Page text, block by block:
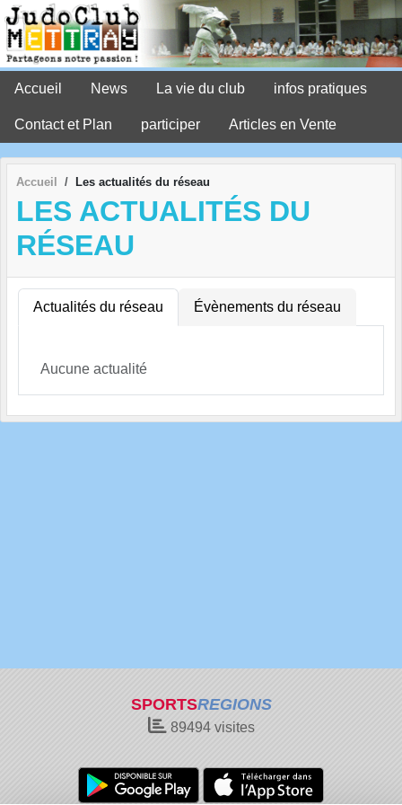
Accueil News La vie du club infos pratiques
Contact et Plan participer Articles en Vente
Accueil Les actualités du réseau
LES ACTUALITÉS DU
RÉSEAU
Actualités du réseau Évènements du réseau
Aucune actualité
SPORTSREGIONS
89494visites
Panneau de gestion des cookies